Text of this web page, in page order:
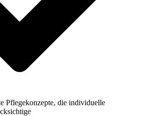
Pflegekonzepte, die individuelle